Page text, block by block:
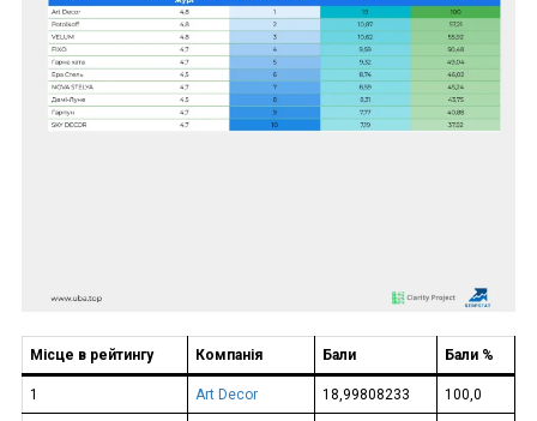
Місце в рейтингу Компанія Бали Бали %
1 Art Decor 18,99808233 100,0